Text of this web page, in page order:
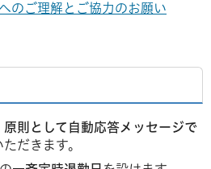
のご理解とご協力のお願い
則として自動応答メッセージで
だきます。